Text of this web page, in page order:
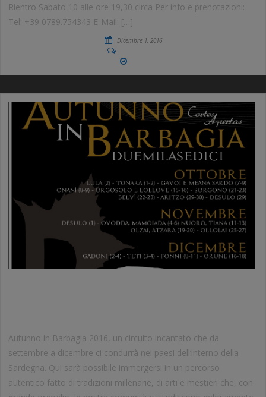
Rientro Sabato 10 alle ore 19,30 circa Per info e prenotazioni:
Tel: +39 0789.754343 E-Mail: […]
Dicembre 1, 2016
Autunno in Barbagia 2016, un circuito incantato che da
settembre a dicembre ci condurrà nei paesi dell’interno della
Sardegna. Qui sarà possibile immergersi in un percorso
autentico fatto di tradizioni millenarie, di arti e mestieri che, con